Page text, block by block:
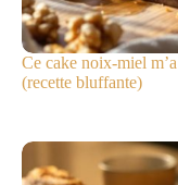
Ce cake noix-miel
(recette bluffante)